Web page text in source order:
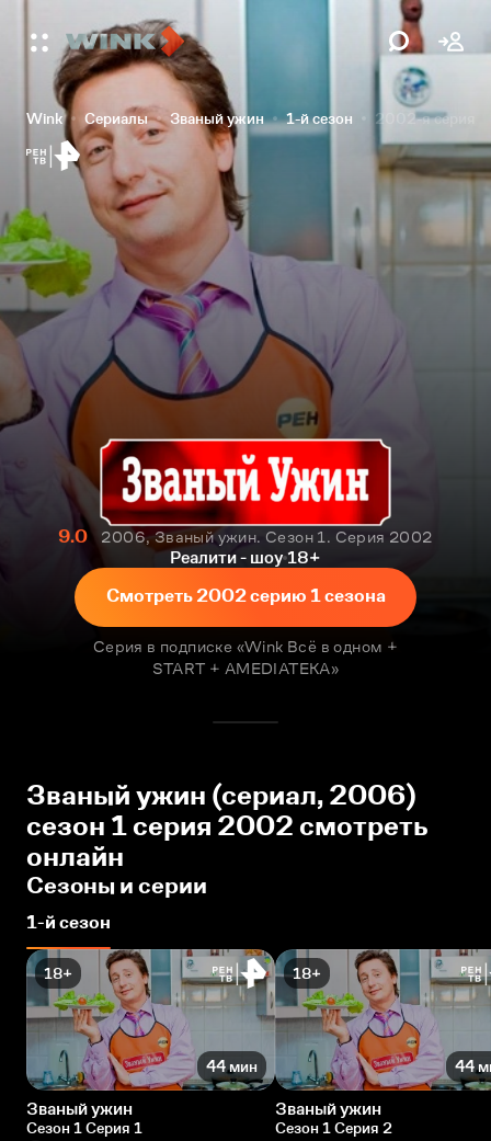
Wink Сериалы Званый ужин 1-й сезон 2002-я серия
9.0
2006, Званый ужин. Сезон 1. Серия 2002
Реалити - шоу 18+
Смотреть 2002 серию 1 сезона
Серия в подписке «Wink Всё в одном +
START + AMEDIATEKA»
Званый ужин (сериал, 2006)
сезон 1 серия 2002 смотреть
онлайн
Сезоны и серии
1-й сезон
18+
44 мин
Званый ужин
Сезон 1 Серия 1
18+
44
Званый ужин
Сезон 1 Серия 2